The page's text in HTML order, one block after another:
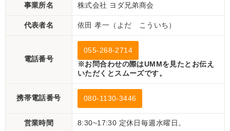
事業所名 株式会社 ヨダ兄弟商会
代表者名 依田 孝一（よだ こういち）
電話番号
055-268-2714
※お問合わせの際はUMMを見たとお伝え
いただくとスムーズです。
携帯電話番号 080-1130-3446
営業時間 8:30~17:30 定休日毎週水曜日。